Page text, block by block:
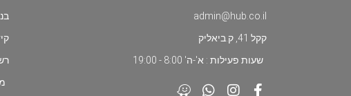
admin@hub.co.il
קקל 41, ק.ביאליק
שעות פעילות : א'-ה' 8:00 - 19:00